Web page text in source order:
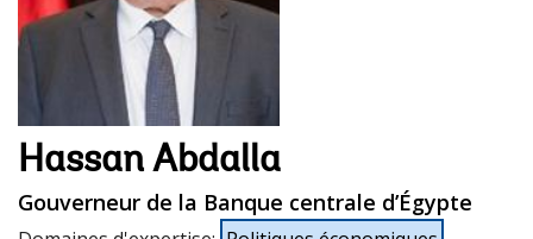
Hassan Abdalla
Gouverneur de la Banque centrale d’Égypte